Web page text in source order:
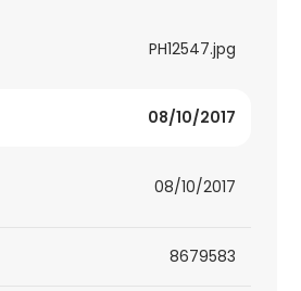
PH12547.jpg
08/10/2017
08/10/2017
8679583